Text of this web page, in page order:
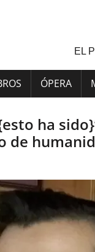
EL
ÓPERA
ha
de